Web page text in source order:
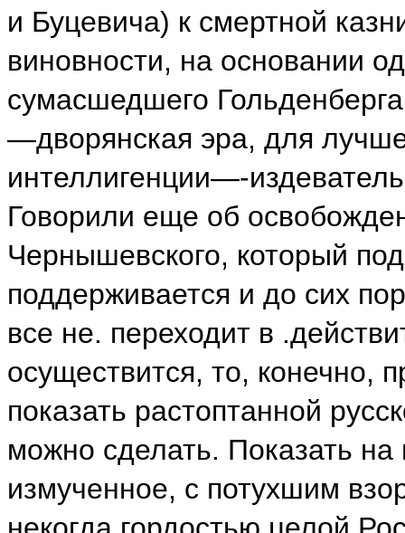
и Буцевича) к смертной
виновности, на основании
сумасшедшего
—дворянская эра, для
интеллигенции—-
Говорили еще об
Чернышевского, который
поддерживается и до сих
все не. переходит в
осуществится, то, конечно,
показать растоптанной
можно сделать. Показать на
измученное, с потухшим